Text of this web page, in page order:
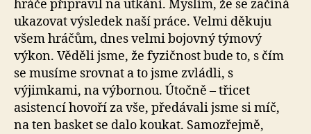
hráče připravil na utkání. Myslím, že se začíná
ukazovat výsledek naší práce. Velmi děkuju
všem hráčům, dnes velmi bojovný týmový
výkon. Věděli jsme, že fyzičnost bude to, s čím
se musíme srovnat a to jsme zvládli, s
výjimkami, na výbornou. Útočně – třicet
asistencí hovoří za vše, předávali jsme si míč,
na ten basket se dalo koukat. Samozřejmě,